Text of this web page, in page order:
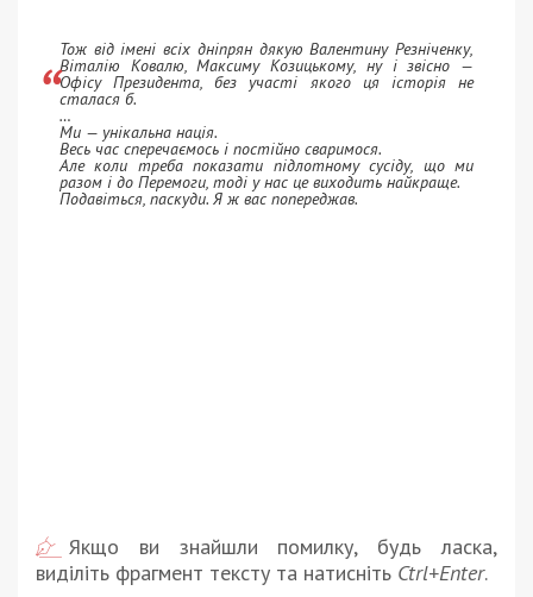
Тож від імені всіх дніпрян дякую Валентину Резніченку,
Віталію Ковалю, Максиму Козицькому, ну і звісно —
Офісу Президента, без участі якого ця історія не
сталася б.
…
Ми — унікальна нація.
Весь час сперечаємось і постійно сваримося.
Але коли треба показати підлотному сусіду, що ми
разом і до Перемоги, тоді у нас це виходить найкраще.
Подавіться, паскуди. Я ж вас попереджав.
Якщо ви знайшли помилку, будь ласка,
виділіть фрагмент тексту та натисніть Ctrl+Enter.